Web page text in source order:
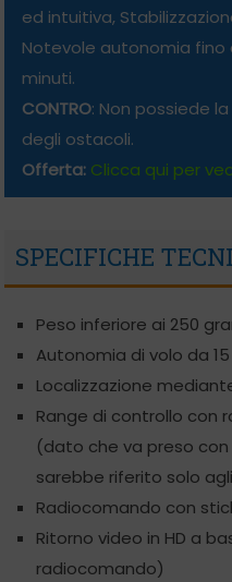
ed intuitiva,
Notevole autonomia fino
minuti.
CONTRO: Non possiede
degli ostacoli.
Offerta: Clicca qui per
SPECIFICHE
Peso inferiore ai 250
Autonomia di volo da
Localizzazione
Range di controllo con
(dato che va preso
sarebbe riferito solo agli
Radiocomando con
Ritorno video in HD a
radiocomando)